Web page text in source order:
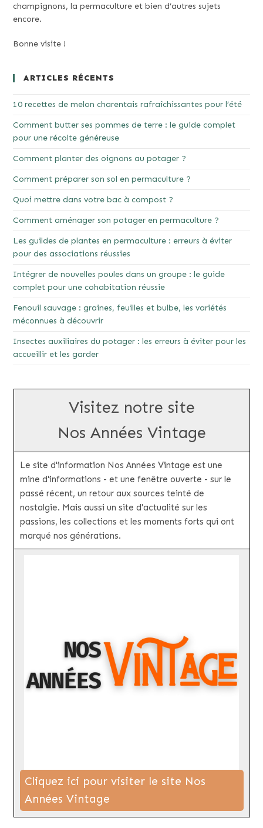
champignons, la permaculture et bien d’autres sujets
encore.
Bonne visite !
ARTICLES RÉCENTS
10 recettes de melon charentais rafraîchissantes pour l’été
Comment butter ses pommes de terre : le guide complet
pour une récolte généreuse
Comment planter des oignons au potager ?
Comment préparer son sol en permaculture ?
Quoi mettre dans votre bac à compost ?
Comment aménager son potager en permaculture ?
Les guildes de plantes en permaculture : erreurs à éviter
pour des associations réussies
Intégrer de nouvelles poules dans un groupe : le guide
complet pour une cohabitation réussie
Fenouil sauvage : graines, feuilles et bulbe, les variétés
méconnues à découvrir
Insectes auxiliaires du potager : les erreurs à éviter pour les
accueillir et les garder
Visitez notre site
Nos Années Vintage
Le site d'information Nos Années Vintage est une
mine d'informations - et une fenêtre ouverte - sur le
passé récent, un retour aux sources teinté de
nostalgie. Mais aussi un site d'actualité sur les
passions, les collections et les moments forts qui ont
marqué nos générations.
Cliquez ici pour visiter le site Nos
Années Vintage